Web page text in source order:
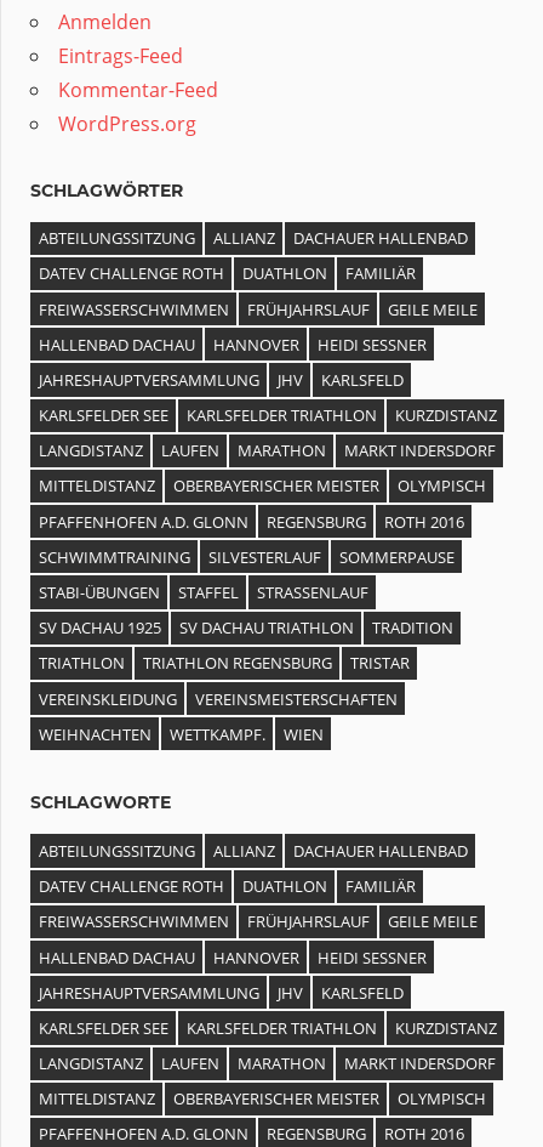
Anmelden
Eintrags-Feed
Kommentar-Feed
WordPress.org
SCHLAGWÖRTER
ABTEILUNGSSITZUNG ALLIANZ
DACHAUER HALLENBAD
DATEV CHALLENGE ROTH
DUATHLON
FAMILIÄR
FREIWASSERSCHWIMMEN
FRÜHJAHRSLAUF
GEILE MEILE
HALLENBAD DACHAU
HANNOVER
HEIDI SESSNER
JAHRESHAUPTVERSAMMLUNG
JHV
KARLSFELD
KARLSFELDER SEE
KARLSFELDER TRIATHLON
KURZDISTANZ
LANGDISTANZ
LAUFEN MARATHON
MARKT INDERSDORF
MITTELDISTANZ
OBERBAYERISCHER MEISTER
OLYMPISCH
PFAFFENHOFEN A.D. GLONN
REGENSBURG
ROTH 2016
SCHWIMMTRAINING
SILVESTERLAUF
SOMMERPAUSE
STABI-ÜBUNGEN
STAFFEL
STRASSENLAUF
SV DACHAU 1925
SV DACHAU TRIATHLON
TRADITION
TRIATHLON
TRIATHLON REGENSBURG
TRISTAR
VEREINSKLEIDUNG
VEREINSMEISTERSCHAFTEN
WEIHNACHTEN
WETTKAMPF. WIEN
SCHLAGWORTE
ABTEILUNGSSITZUNG ALLIANZ
DACHAUER HALLENBAD
DATEV CHALLENGE ROTH
DUATHLON
FAMILIÄR
FREIWASSERSCHWIMMEN
FRÜHJAHRSLAUF
GEILE MEILE
HALLENBAD DACHAU
HANNOVER
HEIDI SESSNER
JAHRESHAUPTVERSAMMLUNG
JHV
KARLSFELD
KARLSFELDER SEE
KARLSFELDER TRIATHLON
KURZDISTANZ
LANGDISTANZ
LAUFEN MARATHON
MARKT INDERSDORF
MITTELDISTANZ
OBERBAYERISCHER MEISTER
OLYMPISCH
PFAFFENHOFEN A.D. GLONN
REGENSBURG
ROTH 2016